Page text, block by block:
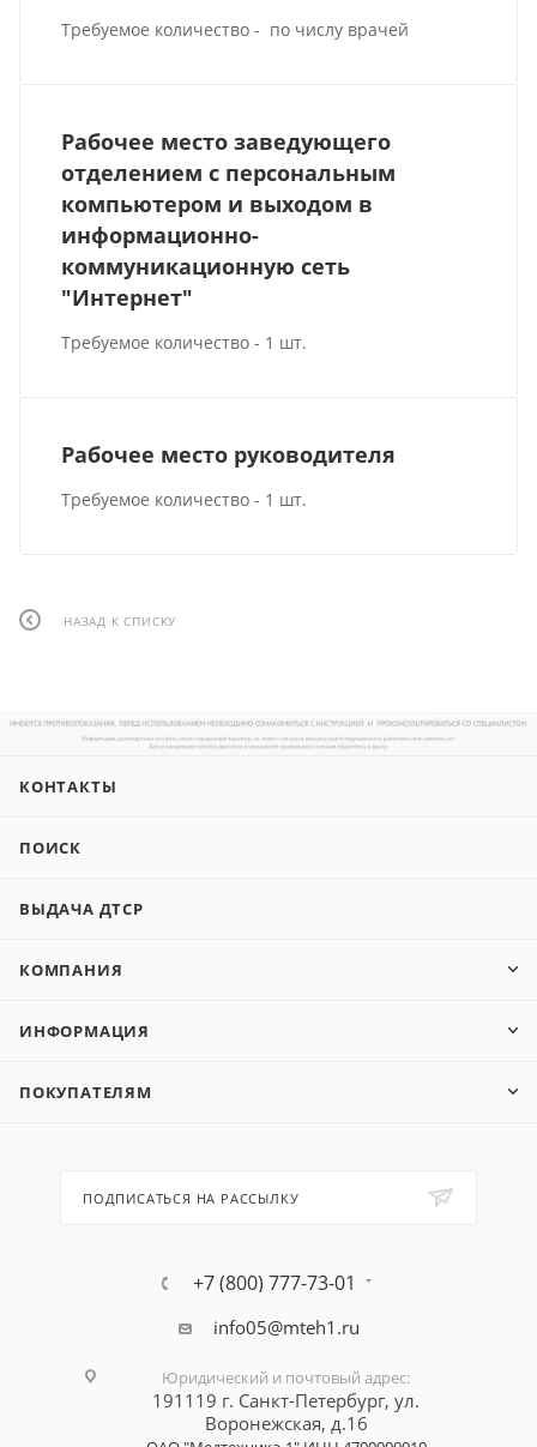
Требуемое количество - по числу врачей
Рабочее место заведующего
отделением с персональным
компьютером и выходом в
информационно-
коммуникационную сеть
"Интернет"
Требуемое количество - 1 шт.
Рабочее место руководителя
Требуемое количество - 1 шт.
НАЗАД К СПИСКУ
КОНТАКТЫ
ПОИСК
ВЫДАЧА ДТСР
КОМПАНИЯ
ИНФОРМАЦИЯ
ПОКУПАТЕЛЯМ
ПОДПИСАТЬСЯ НА РАССЫЛКУ
+7 (800) 777-73-01
info05@mteh1.ru
Юридический и почтовый адрес:
191119 г. Санкт-Петербург, ул.
Воронежская, д.16